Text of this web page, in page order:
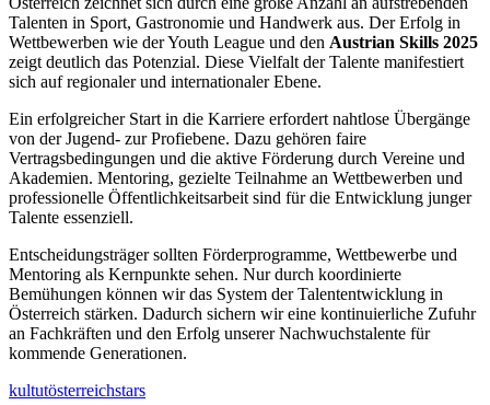
Talenten in Sport, Gastronomie und Handwerk aus. Der Erfolg in
Wettbewerben wie der Youth League und den Austrian Skills 2025
zeigt deutlich das Potenzial. Diese Vielfalt der Talente manifestiert
sich auf regionaler und internationaler Ebene.
Ein erfolgreicher Start in die Karriere erfordert nahtlose Übergänge
von der Jugend- zur Profiebene. Dazu gehören faire
Vertragsbedingungen und die aktive Förderung durch Vereine und
Akademien. Mentoring, gezielte Teilnahme an Wettbewerben und
professionelle Öffentlichkeitsarbeit sind für die Entwicklung junger
Talente essenziell.
Entscheidungsträger sollten Förderprogramme, Wettbewerbe und
Mentoring als Kernpunkte sehen. Nur durch koordinierte
Bemühungen können wir das System der Talententwicklung in
Österreich stärken. Dadurch sichern wir eine kontinuierliche Zufuhr
an Fachkräften und den Erfolg unserer Nachwuchstalente für
kommende Generationen.
kultutösterreichstars